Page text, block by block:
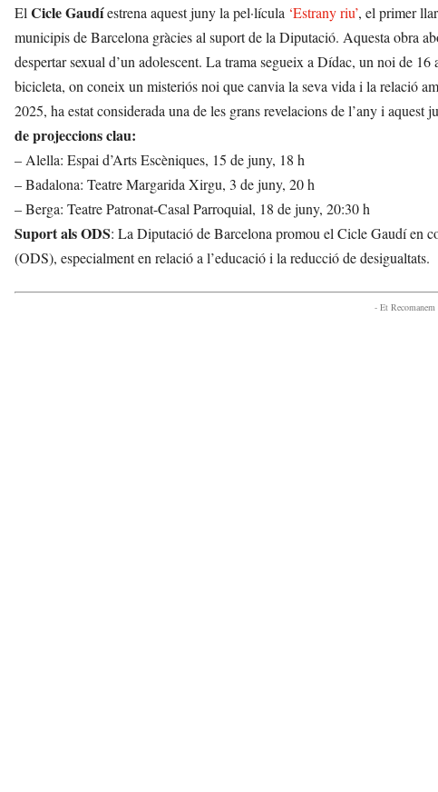
ElCicle Gaudíestrena aquest juny la pel·lícula ‘Estrany riu’, el primer
municipis de Barcelona gràcies al suport de la Diputació. Aquesta obra
despertar sexual d’un adolescent. La trama segueix a Dídac, un noi de
bicicleta, on coneix un misteriós noi que canvia la seva vida i la relació
2025, ha estat considerada una de les grans revelacions de l’any i
de projeccions clau:
– Alella: Espai d’Arts Escèniques, 15 de juny, 18 h
– Badalona: Teatre Margarida Xirgu, 3 de juny, 20 h
– Berga: Teatre Patronat-Casal Parroquial, 18 de juny, 20:30 h
Suport als ODS: La Diputació de Barcelona promou el Cicle Gaudí en
(ODS), especialment en relació a l’educació i la reducció de desigualtats.
- Et Recomanem